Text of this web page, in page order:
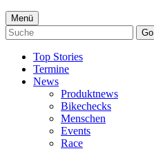
Menü
Go
Top Stories
Termine
News
Produktnews
Bikechecks
Menschen
Events
Race